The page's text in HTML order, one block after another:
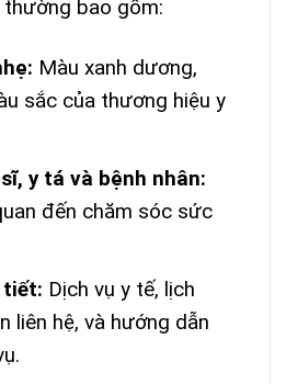
bao gồm:
Màu xanh dương,
sắc của thương hiệu y
y tá và bệnh nhân:
đến chăm sóc sức
tiết: Dịch vụ y tế, lịch
liên hệ, và hướng dẫn